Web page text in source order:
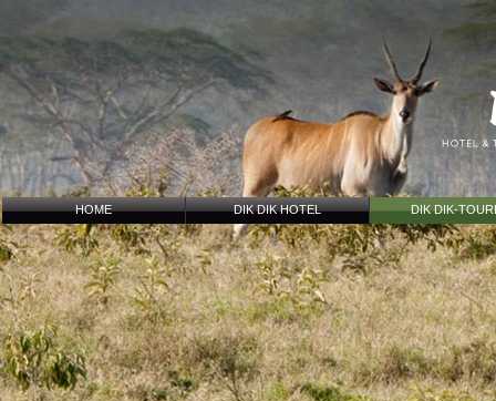
HOME DIK DIK HOTEL DIK DIK-